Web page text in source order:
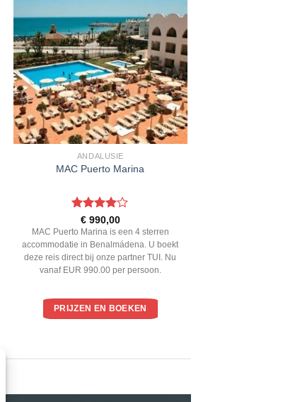
ANDALUSIE
MAC Puerto Marina
Gewaardeerd
4uit 5
€990,00
MAC Puerto Marina is een 4 sterren
accommodatie in Benalmádena. U boekt
deze reis direct bij onze partner TUI. Nu
vanaf EUR 990.00 per persoon.
PRIJZEN EN BOEKEN